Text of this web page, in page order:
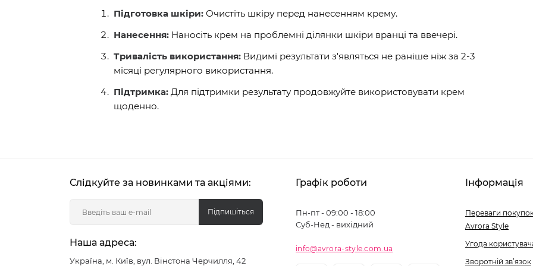
Підготовка шкіри: Очистіть шкіру перед нанесенням крему.
Нанесення: Наносіть крем на проблемні ділянки шкіри вранці та ввечері.
Тривалість використання: Видимі результати з'являться не раніше ніж за 2-3
місяці регулярного використання.
Підтримка: Для підтримки результату продовжуйте використовувати крем
щоденно.
Слідкуйте за новинками та акціями:
Підпишіться
Наша адреса:
Україна, м. Київ, вул. Вінстона Черчилля, 42
Графік роботи
Пн-пт - 09:00 - 18:00
Суб-Нед - вихідний
info@avrora-style.com.ua
Інформація
Переваги
Avrora Style
Угода
Зворотній зв’язок